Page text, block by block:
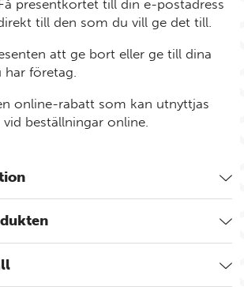
presentkortet till din e-postadress
till den som du vill ge det till.
att ge bort eller ge till dina
har företag.
online-rabatt som kan utnyttjas
beställningar online.